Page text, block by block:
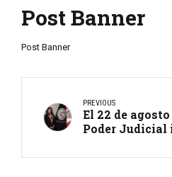
Post Banner
Post Banner
PREVIOUS
El 22 de
Poder Judicial